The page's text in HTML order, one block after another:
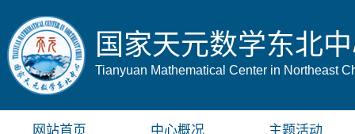
国家天元数学东北
Tianyuan Mathematical Center in Northeast
网站首页 中心概况 主题活动